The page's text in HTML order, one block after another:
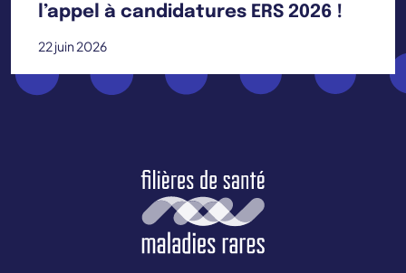
l’appel à candidatures ERS 2026 !
22 juin 2026